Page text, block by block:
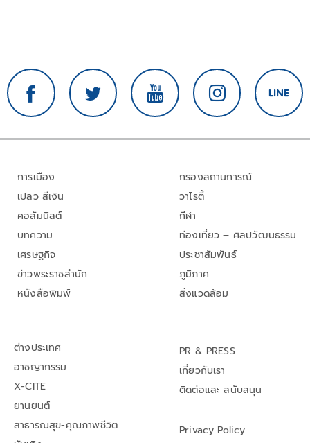
การเมือง
เปลว สีเงิน
คอลัมนิสต์
บทความ
เศรษฐกิจ
ข่าวพระราชสำนัก
หนังสือพิมพ์
กรองสถานการณ์
วาไรตี้
กีฬา
ท่องเที่ยว – ศิลปวัฒนธรรม
ประชาสัมพันธ์
ภูมิภาค
สิ่งแวดล้อม
ต่างประเทศ
อาชญากรรม
X-CITE
ยานยนต์
สาธารณสุข-คุณภาพชีวิต
PR & PRESS
เกี่ยวกับเรา
ติดต่อและ สนับสนุน
Privacy Policy